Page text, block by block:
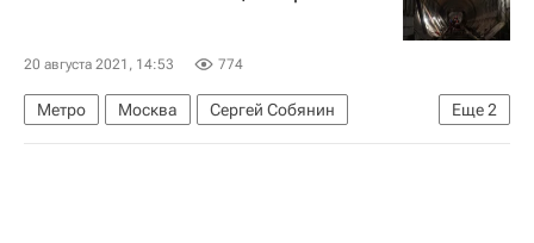
20 августа 2021, 14:53 774
Еще2
Метро Москва
Сергей Собянин
Строительство